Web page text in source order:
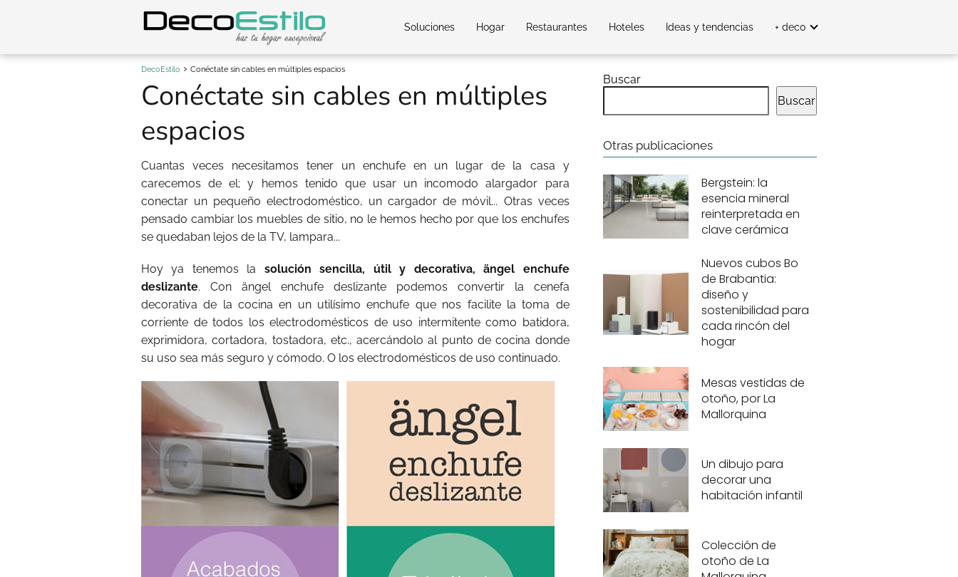
Soluciones Hogar Restaurantes Hoteles Ideas y tendencias + deco
DecoEstilo Conéctate sin cables en múltiples espacios
Conéctate sin cables en múltiples
espacios
Cuantas veces necesitamos tener un enchufe en un lugar de la casa y
carecemos de el; y hemos tenido que usar un incomodo alargador para
conectar un pequeño electrodoméstico, un cargador de móvil... Otras veces
pensado cambiar los muebles de sitio, no le hemos hecho por que los enchufes
se quedaban lejos de la TV, lampara...
Hoy ya tenemos la solución sencilla, útil y decorativa, ängel enchufe
deslizante. Con ängel enchufe deslizante podemos convertir la cenefa
decorativa de la cocina en un utilísimo enchufe que nos facilite la toma de
corriente de todos los electrodomésticos de uso intermitente como batidora,
exprimidora, cortadora, tostadora, etc., acercándolo al punto de cocina donde
su uso sea más seguro y cómodo. O los electrodomésticos de uso continuado.
Buscar
Buscar
Otras publicaciones
Bergstein: la
esencia mineral
reinterpretada en
clave cerámica
Nuevos cubos Bo
de Brabantia:
diseño y
sostenibilidad para
cada rincón del
hogar
Mesas vestidas de
otoño, por La
Mallorquina
Un dibujo para
decorar una
habitación infantil
Colección de
otoño de La